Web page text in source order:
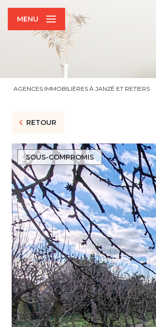
MENU
AGENCES IMMOBILIÈRES À JANZÉ ET RETIERS
RETOUR
SOUS-COMPROMIS